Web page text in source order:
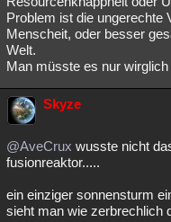
Problem ist die ungerechte
Menscheit, oder besser
Welt.
Man müsste es nur wirglich
Skyze
@AveCrux wusste nicht
fusionreaktor.....
ein einziger sonnensturm
sieht man wie zerbrechlich